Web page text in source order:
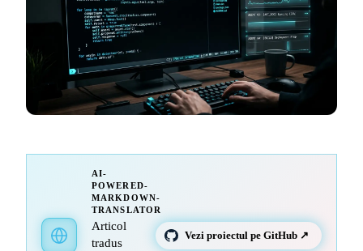
AI-
POWERED-
MARKDOWN-
TRANSLATOR
Articol
tradus
Vezi proiectul pe GitHub ↗